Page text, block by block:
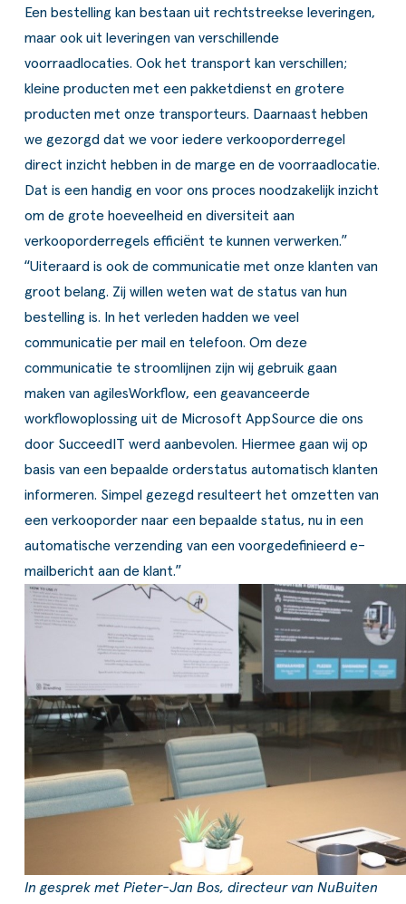
Een bestelling kan bestaan uit rechtstreekse leveringen,
maar ook uit leveringen van verschillende
voorraadlocaties. Ook het transport kan verschillen;
kleine producten met een pakketdienst en grotere
producten met onze transporteurs. Daarnaast hebben
we gezorgd dat we voor iedere verkooporderregel
direct inzicht hebben in de marge en de voorraadlocatie.
Dat is een handig en voor ons proces noodzakelijk inzicht
om de grote hoeveelheid en diversiteit aan
verkooporderregels efficiënt te kunnen verwerken.”
“Uiteraard is ook de communicatie met onze klanten van
groot belang. Zij willen weten wat de status van hun
bestelling is. In het verleden hadden we veel
communicatie per mail en telefoon. Om deze
communicatie te stroomlijnen zijn wij gebruik gaan
maken van agilesWorkflow, een geavanceerde
workflowoplossing uit de Microsoft AppSource die ons
door SucceedIT werd aanbevolen. Hiermee gaan wij op
basis van een bepaalde orderstatus automatisch klanten
informeren. Simpel gezegd resulteert het omzetten van
een verkooporder naar een bepaalde status, nu in een
automatische verzending van een voorgedefinieerd e-
mailbericht aan de klant.”
In gesprek met Pieter-Jan Bos, directeur van NuBuiten